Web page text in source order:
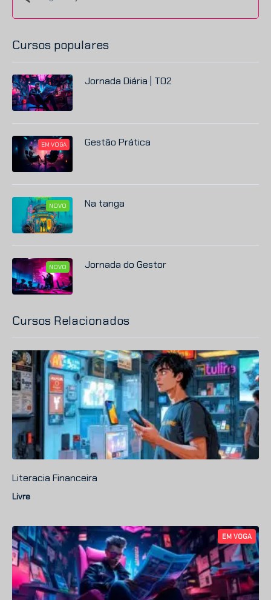
Cursos Relacionados
Literacia Financeira
Livre
EM VOGA
Cursos populares
Jornada Diária | T02
EM VOGA Gestão Prática
NOVO Na tanga
NOVO Jornada do Gestor